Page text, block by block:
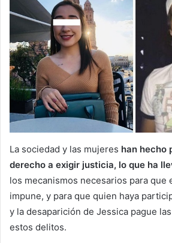
La sociedad y las mujeres han hecho
derecho a exigir justicia, lo que ha
los mecanismos necesarios para que
impune, y para que quien haya
y la desaparición de Jessica pague
estos delitos.